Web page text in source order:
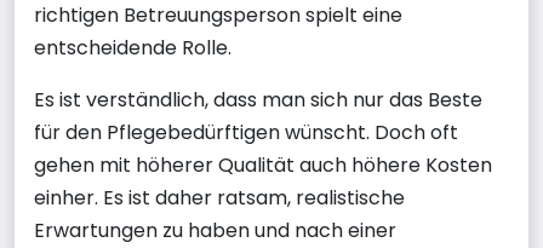
richtigen Betreuungsperson spielt eine
entscheidende Rolle.
Es ist verständlich, dass man sich nur das Beste
für den Pflegebedürftigen wünscht. Doch oft
gehen mit höherer Qualität auch höhere Kosten
einher. Es ist daher ratsam, realistische
Erwartungen zu haben und nach einer